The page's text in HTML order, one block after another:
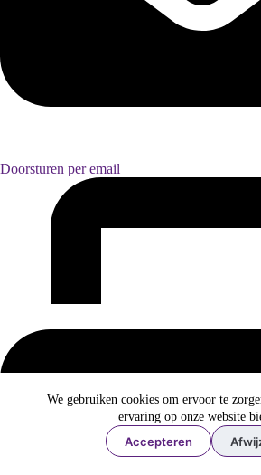
We gebruiken cookies om ervoor te
ervaring op onze website
Accepteren
Doorsturen per email